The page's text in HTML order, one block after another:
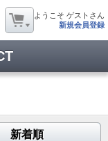
ようこそ ゲストさん
新規会員登録
新着順